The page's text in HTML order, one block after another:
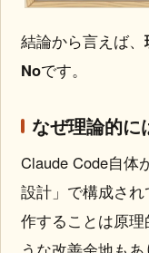
結論から言えば、
Noです。
なぜ理論的に
Claude Code自体
設計」で構成さ
作することは原